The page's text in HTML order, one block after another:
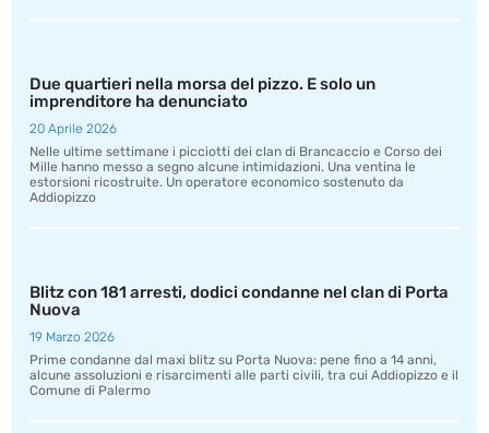
Due quartieri nella morsa del pizzo. E solo un
imprenditore ha denunciato
20 Aprile 2026
Nelle ultime settimane i picciotti dei clan di Brancaccio e Corso dei
Mille hanno messo a segno alcune intimidazioni. Una ventina le
estorsioni ricostruite. Un operatore economico sostenuto da
Addiopizzo
Blitz con 181 arresti, dodici condanne nel clan di Porta
Nuova
19 Marzo 2026
Prime condanne dal maxi blitz su Porta Nuova: pene fino a 14 anni,
alcune assoluzioni e risarcimenti alle parti civili, tra cui Addiopizzo e il
Comune di Palermo